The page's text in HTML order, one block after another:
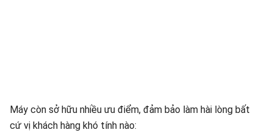
Máy còn sở hữu nhiều ưu điểm, đảm bảo làm hài lòng bất
cứ vị khách hàng khó tính nào: